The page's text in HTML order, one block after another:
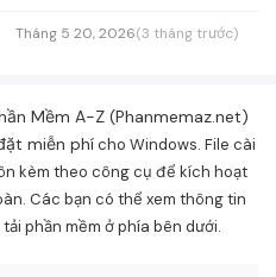
Tháng 5 20, 2026(3 tháng trước)
Mềm A-Z (Phanmemaz.net)
miễn phícho Windows. File cài
kèm theo công cụ để kích hoạt
Các bạn có thể xem thông tin
phần mềm ở phía bên dưới.